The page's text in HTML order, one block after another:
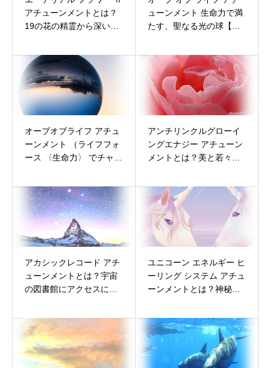
アチューンメントとは？
19の花の精霊から深い癒
ューンメント 生命力で満
たす、聖なる光の球【完
オーブオブライフ アチュ
ーンメント （ライフフォ
ース 〈生命力〉 でチャー
アンチリンクルグローイ
ングエナジー アチューン
メントとは？美と若々し
特化型エネルギー
アカシックレコード アチ
ューンメントとは？宇宙
の図書館にアクセスにア
ユニコーン エネルギー ヒ
ーリング システム アチュ
ーンメントとは？神秘的
【完全ガイド】